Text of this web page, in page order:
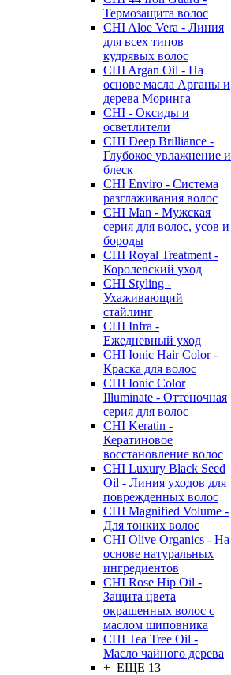
Термозащита волос
CHI Aloe Vera - Линия
для всех типов
кудрявых волос
CHI Argan Oil - На
основе масла Арганы и
дерева Моринга
CHI - Оксиды и
осветлители
CHI Deep Brilliance -
Глубокое увлажнение и
блеск
CHI Enviro - Система
разглаживания волос
CHI Man - Мужская
серия для волос, усов и
бороды
CHI Royal Treatment -
Королевский уход
CHI Styling -
Ухаживающий
стайлинг
CHI Infra -
Ежедневный уход
CHI Ionic Hair Color -
Краска для волос
CHI Ionic Color
Illuminate - Оттеночная
серия для волос
CHI Keratin -
Кератиновое
восстановление волос
CHI Luxury Black Seed
Oil - Линия уходов для
поврежденных волос
CHI Magnified Volume -
Для тонких волос
CHI Olive Organics - На
основе натуральных
ингредиентов
CHI Rose Hip Oil -
Защита цвета
окрашенных волос с
маслом шиповника
CHI Tea Tree Oil -
Масло чайного дерева
+ ЕЩЕ 13